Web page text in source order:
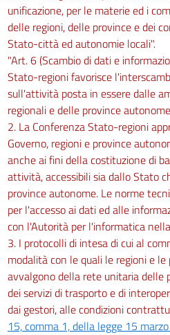
unificazione, per le materie ed i
delle regioni, delle province e dei
Stato-città ed autonomie locali".
"Art. 6 (Scambio di dati e
Stato-regioni favorisce
sull'attività posta in essere dalle
regionali e delle province
2. La Conferenza Stato-regioni
Governo, regioni e province
anche ai fini della costituzione di
attività, accessibili sia dallo Stato
province autonome. Le norme
per l'accesso ai dati ed alle
con l'Autorità per l'informatica
3. I protocolli di intesa di cui al
modalità con le quali le regioni e
avvalgono della rete unitaria delle
dei servizi di trasporto e di
dai gestori, alle condizioni
15, comma 1, della legge 15